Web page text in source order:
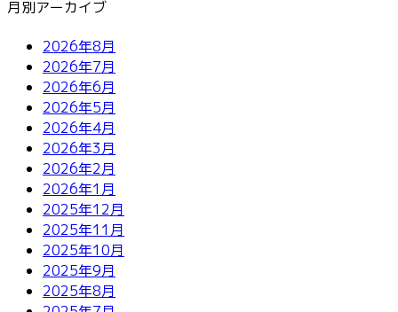
月別アーカイブ
2026年8月
2026年7月
2026年6月
2026年5月
2026年4月
2026年3月
2026年2月
2026年1月
2025年12月
2025年11月
2025年10月
2025年9月
2025年8月